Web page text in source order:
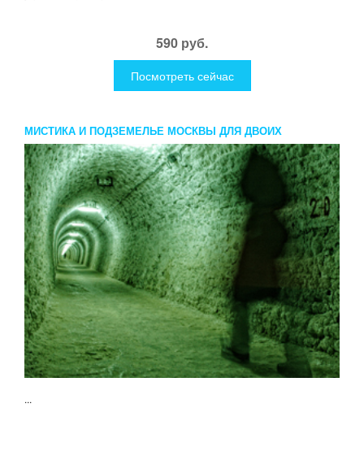
590 руб.
Посмотреть сейчас
МИСТИКА И ПОДЗЕМЕЛЬЕ МОСКВЫ ДЛЯ ДВОИХ
...